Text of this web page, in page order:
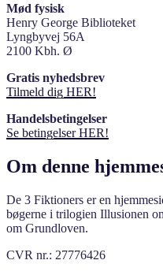
Mød fysisk
Henry George Biblioteket
Lyngbyvej 56A
2100 Kbh. Ø
Gratis nyhedsbrev
Tilmeld dig HER!
Handelsbetingelser
Se betingelser HER!
Om denne
De 3 Fiktioners er en
bøgerne i trilogien Illusionen
om Grundloven.
CVR nr.: 27776426